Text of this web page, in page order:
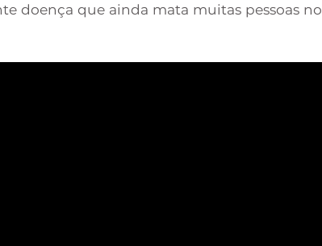
doença que ainda mata muitas pessoas no